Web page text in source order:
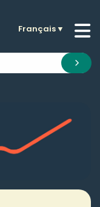
Français▼